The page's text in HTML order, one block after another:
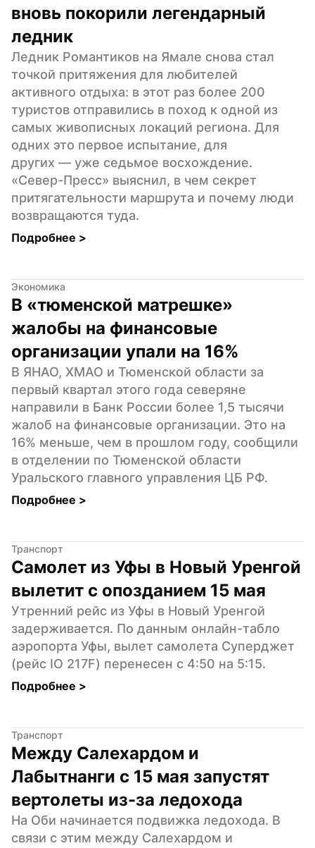
вновь покорили легендарный
ледник
Ледник Романтиков на Ямале снова стал
точкой притяжения для любителей
активного отдыха: в этот раз более 200
туристов отправились в поход к одной из
самых живописных локаций региона. Для
одних это первое испытание, для
других — уже седьмое восхождение.
«Север-Пресс» выяснил, в чем секрет
притягательности маршрута и почему люди
возвращаются туда.
Подробнее >
Экономика
В «тюменской матрешке»
жалобы на финансовые
организации упали на 16%
В ЯНАО, ХМАО и Тюменской области за
первый квартал этого года северяне
направили в Банк России более 1,5 тысячи
жалоб на финансовые организации. Это на
16% меньше, чем в прошлом году, сообщили
в отделении по Тюменской области
Уральского главного управления ЦБ РФ.
Подробнее >
Транспорт
Самолет из Уфы в Новый Уренгой
вылетит с опозданием 15 мая
Утренний рейс из Уфы в Новый Уренгой
задерживается. По данным онлайн-табло
аэропорта Уфы, вылет самолета Суперджет
(рейс IO 217F) перенесен с 4:50 на 5:15.
Подробнее >
Транспорт
Между Салехардом и
Лабытнанги с 15 мая запустят
вертолеты из-за ледохода
На Оби начинается подвижка ледохода. В
связи с этим между Салехардом и